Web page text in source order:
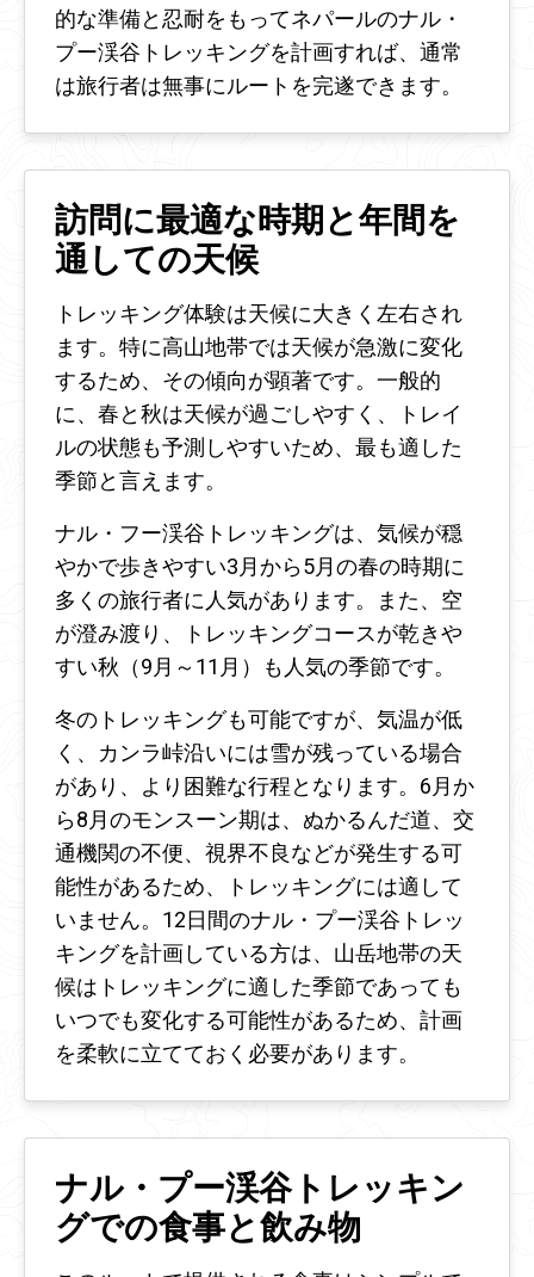
的な準備と忍耐をもってネパールのナル・
プー渓谷トレッキングを計画すれば、通常
は旅行者は無事にルートを完遂できます。
訪問に最適な時期と年間を
通しての天候
トレッキング体験は天候に大きく左右され
ます。特に高山地帯では天候が急激に変化
するため、その傾向が顕著です。一般的
に、春と秋は天候が過ごしやすく、トレイ
ルの状態も予測しやすいため、最も適した
季節と言えます。
ナル・フー渓谷トレッキングは、気候が穏
やかで歩きやすい3月から5月の春の時期に
多くの旅行者に人気があります。また、空
が澄み渡り、トレッキングコースが乾きや
すい秋（9月～11月）も人気の季節です。
冬のトレッキングも可能ですが、気温が低
く、カンラ峠沿いには雪が残っている場合
があり、より困難な行程となります。6月か
ら8月のモンスーン期は、ぬかるんだ道、交
通機関の不便、視界不良などが発生する可
能性があるため、トレッキングには適して
いません。12日間のナル・プー渓谷トレッ
キングを計画している方は、山岳地帯の天
候はトレッキングに適した季節であっても
いつでも変化する可能性があるため、計画
を柔軟に立てておく必要があります。
ナル・プー渓谷トレッキン
グでの食事と飲み物